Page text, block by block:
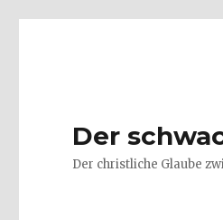
Der
Der christliche Glaube